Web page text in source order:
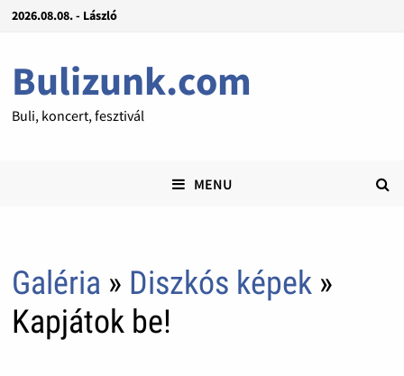
2026.08.08. - László
Bulizunk.com
Buli, koncert, fesztivál
MENU
Galéria » Diszkós képek»
Kapjátok be!